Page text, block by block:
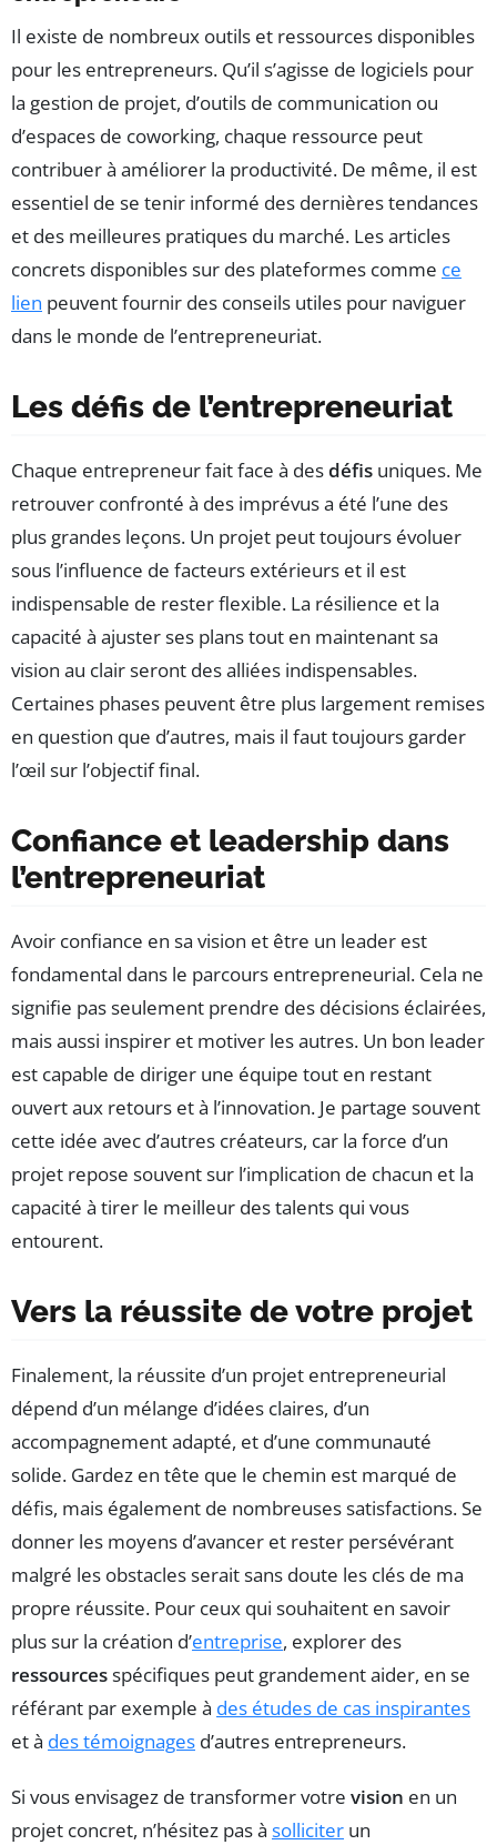
Il existe de nombreux outils et ressources disponibles
pour les entrepreneurs. Qu’il s’agisse de logiciels pour
la gestion de projet, d’outils de communication ou
d’espaces de coworking, chaque ressource peut
contribuer à améliorer la productivité. De même, il est
essentiel de se tenir informé des dernières tendances
et des meilleures pratiques du marché. Les articles
concrets disponibles sur des plateformes comme ce
lien peuvent fournir des conseils utiles pour naviguer
dans le monde de l’entrepreneuriat.
Les défis de l’entrepreneuriat
Chaque entrepreneur fait face à desdéfis uniques. Me
retrouver confronté à des imprévus a été l’une des
plus grandes leçons. Un projet peut toujours évoluer
sous l’influence de facteurs extérieurs et il est
indispensable de rester flexible. La résilience et la
capacité à ajuster ses plans tout en maintenant sa
vision au clair seront des alliées indispensables.
Certaines phases peuvent être plus largement remises
en question que d’autres, mais il faut toujours garder
l’œil sur l’objectif final.
Confiance et leadership dans
l’entrepreneuriat
Avoir confiance en sa vision et être un leader est
fondamental dans le parcours entrepreneurial. Cela ne
signifie pas seulement prendre des décisions éclairées,
mais aussi inspirer et motiver les autres. Un bon leader
est capable de diriger une équipe tout en restant
ouvert aux retours et à l’innovation. Je partage souvent
cette idée avec d’autres créateurs, car la force d’un
projet repose souvent sur l’implication de chacun et la
capacité à tirer le meilleur des talents qui vous
entourent.
Vers la réussite de votre projet
Finalement, la réussite d’un projet entrepreneurial
dépend d’un mélange d’idées claires, d’un
accompagnement adapté, et d’une communauté
solide. Gardez en tête que le chemin est marqué de
défis, mais également de nombreuses satisfactions. Se
donner les moyens d’avancer et rester persévérant
malgré les obstacles serait sans doute les clés de ma
propre réussite. Pour ceux qui souhaitent en savoir
plus sur la création d’entreprise, explorer des
ressourcesspécifiques peut grandement aider, en se
référant par exemple à des études de cas inspirantes
et à des témoignages d’autres entrepreneurs.
Si vous envisagez de transformer votre vision en un
projet concret, n’hésitez pas à solliciter un